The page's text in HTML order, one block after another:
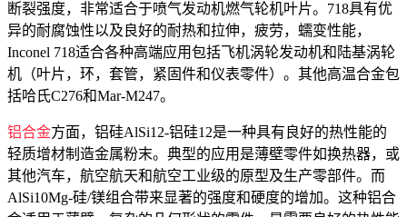
断裂强度，非常适合于喷气发动机燃气轮机叶片。718具有优
异的耐腐蚀性以及良好的耐热和拉伸，疲劳，蠕变性能，
Inconel 718适合各种高端应用包括飞机涡轮发动机和陆基涡轮
机（叶片，环，套管，紧固件和仪表零件）。其他高温合金包
括哈氏C276和Mar-M247。
铝合金方面，铝硅AlSi12-铝硅12是一种具有良好的热性能的
轻质增材制造金属粉末。典型的应用是薄壁零件如换热器，或
其他汽车，航空航天和航空工业级的原型及生产零部件。而
AlSi10Mg-硅/镁组合带来显著的强度和硬度的增加。这种铝合